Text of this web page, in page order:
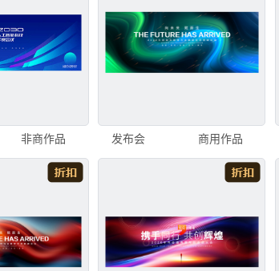
非商作品 发布会 商用作品